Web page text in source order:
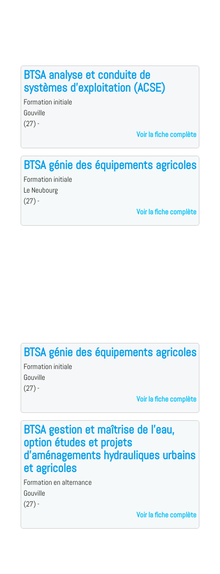
BTSA analyse et conduite de
systèmes d'exploitation (ACSE)
Formation initiale
Gouville
(27) -
Voir la fiche complète
BTSA génie des équipements agricoles
Formation initiale
Le Neubourg
(27) -
Voir la fiche complète
BTSA génie des équipements agricoles
Formation initiale
Gouville
(27) -
Voir la fiche complète
BTSA gestion et maîtrise de l'eau,
option études et projets
d'aménagements hydrauliques urbains
et agricoles
Formation en alternance
Gouville
(27) -
Voir la fiche complète